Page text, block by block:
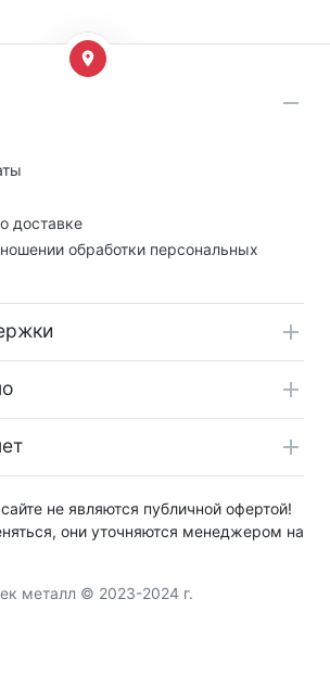
доставке
обработки персональных
не являются публичной офертой!
они уточняются менеджером на
металл © 2023-2024 г.